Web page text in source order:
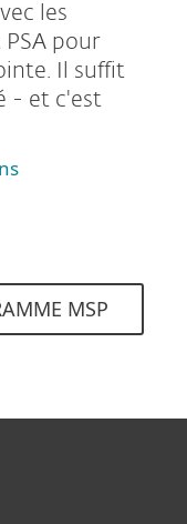
les
pour
Il suffit
- et c'est
MSP